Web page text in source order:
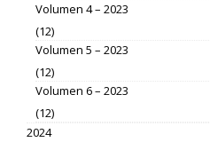
Volumen 4 – 2023
(12)
Volumen 5 – 2023
(12)
Volumen 6 – 2023
(12)
2024